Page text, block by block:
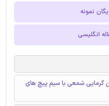
نمونه
انگلیسی
گرمایی شمعی با سیم پیچ های